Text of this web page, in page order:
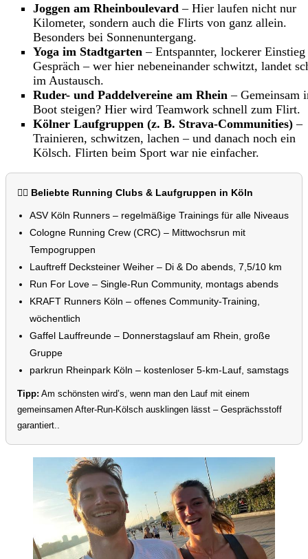
Joggen am Rheinboulevard – Hier laufen nicht nur
Kilometer, sondern auch die Flirts von ganz allein.
Besonders bei Sonnenuntergang.
Yoga im Stadtgarten – Entspannter, lockerer
Gespräch – wer hier nebeneinander schwitzt, landet
im Austausch.
Ruder- und Paddelvereine am Rhein – Gemeinsam
Boot steigen? Hier wird Teamwork schnell zum Flirt.
Kölner Laufgruppen (z. B. Strava-Communities) –
Trainieren, schwitzen, lachen – und danach noch ein
Kölsch. Flirten beim Sport war nie einfacher.
🏃‍♀️ Beliebte Running Clubs & Laufgruppen in Köln
ASV Köln Runners – regelmäßige Trainings für alle Niveaus
Cologne Running Crew (CRC) – Mittwochsrun mit
Tempogruppen
Lauftreff Decksteiner Weiher – Di & Do abends, 7,5/10 km
Run For Love – Single-Run Community, montags abends
KRAFT Runners Köln – offenes Community-Training,
wöchentlich
Gaffel Lauffreunde – Donnerstagslauf am Rhein, große
Gruppe
parkrun Rheinpark Köln – kostenloser 5-km-Lauf, samstags
Tipp: Am schönsten wird’s, wenn man den Lauf mit einem
gemeinsamen After-Run-Kölsch ausklingen lässt – Gesprächsstoff
garantiert..